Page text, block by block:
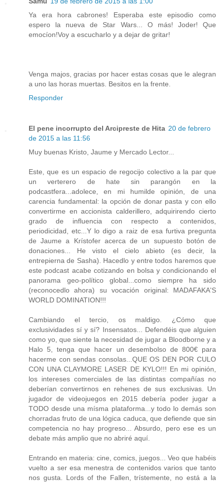
Ya era hora cabrones! Esperaba este episodio como
espero la nueva de Star Wars... O más! Joder! Que
emocíon!Voy a escucharlo y a dejar de gritar!
Venga majos, gracias por hacer estas cosas que le alegran
a uno las horas muertas. Besitos en la frente.
Responder
El pene incorrupto del Arcipreste de Hita 20 de febrero
de 2015 a las 11:56
Muy buenas Kristo, Jaume y Mercado Lector...
Este, que es un espacio de regocijo colectivo a la par que
un verterero de hate sin parangón en la
podcastfera...adolece, en mi humilde opinión, de una
carencia fundamental: la opción de donar pasta y con ello
convertirme en accionista calderillero, adquirirendo cierto
grado de influencia con respecto a contenidos,
periodicidad, etc...Y lo digo a raiz de esa furtiva pregunta
de Jaume a Krístofer acerca de un supuesto botón de
donaciones... He visto el cielo abieto (es decir, la
entrepierna de Sasha). Hacedlo y entre todos haremos que
este podcast acabe cotizando en bolsa y condicionando el
panorama geo-político global...como siempre ha sido
(reconocedlo ahora) su vocación original: MADAFAKA'S
WORLD DOMINATION!!!
Cambiando el tercio, os maldigo. ¿Cómo que
exclusividades sí y sí? Insensatos... Defendéis que alguien
como yo, que siente la necesidad de jugar a Bloodborne y a
Halo 5, tenga que hacer un desembolso de 800€ para
hacerme con sendas consolas...QUE OS DEN POR CULO
CON UNA CLAYMORE LASER DE KYLO!!! En mi opinión,
los intereses comerciales de las distintas compañías no
deberían convertirnos en rehenes de sus exclusivas. Un
jugador de videojuegos en 2015 debería poder jugar a
TODO desde una mísma plataforma...y todo lo demás son
chorradas fruto de una lógica caduca, que defiende que sin
competencia no hay progreso... Absurdo, pero ese es un
debate más amplio que no abriré aquí.
Entrando en materia: cine, comics, juegos... Veo que habéis
vuelto a ser esa menestra de contenidos varios que tanto
nos gusta. Lords of the Fallen, trístemente, no está a la